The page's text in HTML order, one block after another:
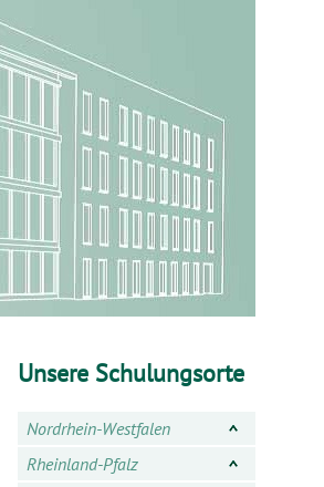
Unsere Schulungsorte
Nordrhein-Westfalen
Rheinland-Pfalz